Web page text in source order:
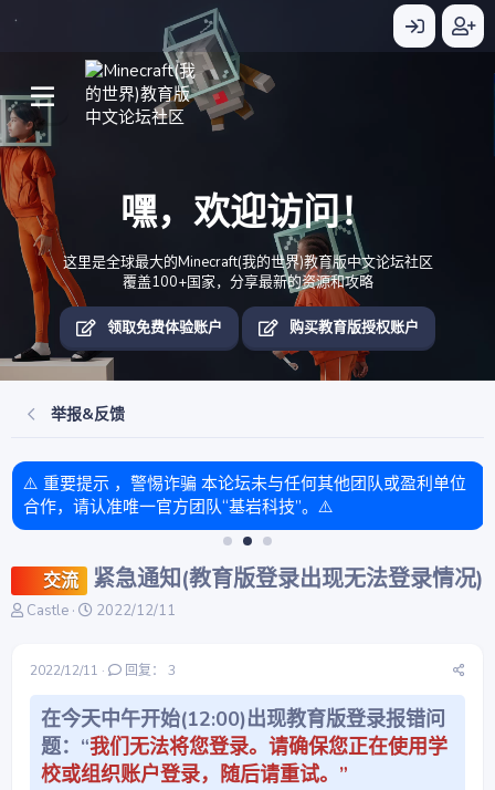
嘿，欢迎访问！
这里是全球最大的Minecraft(我的世界)教育版中文论坛社区
覆盖100+国家，分享最新的资源和攻略
领取免费体验账户 购买教育版授权账户
举报&反馈
⚠️ 重要提示 ，警惕诈骗 本论坛未与任何其他团队或盈利单位
合作，请认准唯一官方团队“基岩科技”。⚠️
交流 紧急通知(教育版登录出现无法登录情况)
主
起
Castle
开
间
2022/12/11
2022/12/11 回复： 3
在今天中午开始(12:00)出现教育版登录报错问
题：“我们无法将您登录。请确保您正在使用学
校或组织账户登录，随后请重试。”